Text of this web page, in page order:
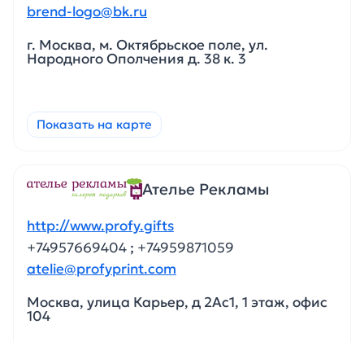
brend-logo@bk.ru
г. Москва, м. Октябрьское поле, ул.
Народного Ополчения д. 38 к. 3
Показать на карте
Ателье Рекламы
http://www.profy.gifts
+74957669404 ; +74959871059
atelie@profyprint.com
Москва, улица Карьер, д 2Ас1, 1 этаж, офис
104